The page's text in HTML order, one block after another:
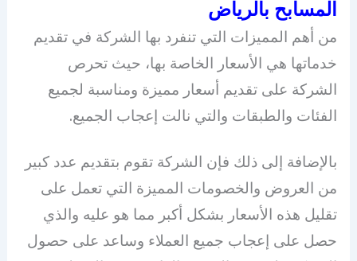
المسابح بالرياض
من أهم المميزات التي تنفرد بها الشركة في تقديم
خدماتها هي الأسعار الخاصة بها، حيث تحرص
الشركة على تقديم أسعار مميزة ومناسبة لجميع
الفئات والطبقات والتي نالت إعجاب الجميع.
بالإضافة إلى ذلك فإن الشركة تقوم بتقديم عدد كبير
من العروض والخصومات المميزة التي تعمل على
تقليل هذه الأسعار بشكل أكبر مما هو عليه والذي
حصل على إعجاب جميع العملاء وساعد على حصول